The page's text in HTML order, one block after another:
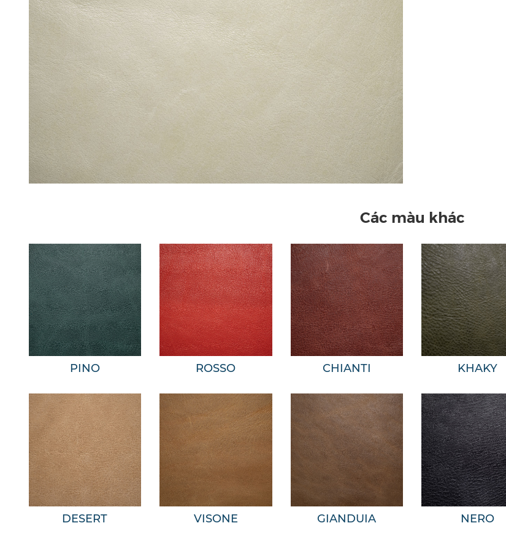
Các màu khác
PINO ROSSO CHIANTI KHAKY
DESERT VISONE GIANDUIA NERO